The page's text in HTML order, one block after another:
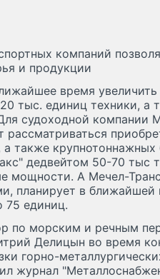
компаний
и продукции
время
тыс. единиц техники, а
судоходной компании
рассматриваться
также крупнотоннажных
дедвейтом 50-70 тыс
мощности. А Мечел-
планирует в ближайшей
75 единиц.
по морским и речным
Делицын во время
горно-
журнал